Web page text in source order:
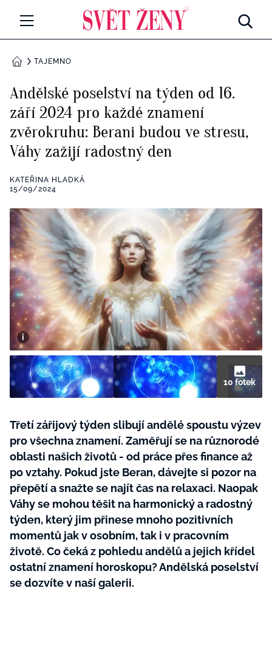
Všechny kategorie
Rozhovory
RETROHUBKY
PSYCHOLOGIE
Seberozvoj
ZDRAVÍ
Životní styl
ZÁBAVA
Všechny kategorie
Testy a kvízy
BYDLENÍ
Všechny kategorie
Tvoření
Rady a tipy
BurdaMedia
Extra
SVĚT ŽENY - 599 KČ
ROČNÍ PŘEDPLATNÉ SVĚT ŽENY +
SADA PRODUKTŮ MANA (10 ks)
DOMŮTAJEMNO
Andělské poselství na týden od 16.
září 2024 pro každé znamení
zvěrokruhu: Berani budou ve stresu,
Váhy zažijí radostný den
KATEŘINA HLADKÁ
15/09/2024
10 fotek
Třetí zářijový týden slibují andělé spoustu výzev
pro všechna znamení. Zaměřují se na různorodé
oblasti našich životů - od práce přes finance až
po vztahy. Pokud jste Beran, dávejte si pozor na
přepětí a snažte se najít čas na relaxaci. Naopak
Váhy se mohou těšit na harmonický a radostný
týden, který jim přinese mnoho pozitivních
momentů jak v osobním, tak i v pracovním
životě. Co čeká z pohledu andělů a jejich křídel
ostatní znamení horoskopu? Andělská poselství
se dozvíte v naší galerii.